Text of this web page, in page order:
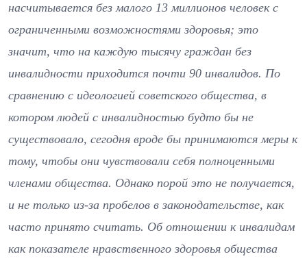
насчитывается без малого 13 миллионов человек с
ограниченными возможностями здоровья; это
значит, что на каждую тысячу граждан без
инвалидности приходится почти 90 инвалидов. По
сравнению с идеологией советского общества, в
котором людей с инвалидностью будто бы не
существовало, сегодня вроде бы принимаются меры к
тому, чтобы они чувствовали себя полноценными
членами общества. Однако порой это не получается,
и не только из-за пробелов в законодательстве, как
часто принято считать. Об отношении к инвалидам
как показателе нравственного здоровья общества